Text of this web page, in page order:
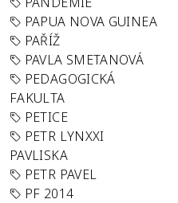
PAPUA NOVA GUINEA
PAŘÍŽ
PAVLA SMETANOVÁ
PEDAGOGICKÁ
FAKULTA
PETICE
PETR LYNXXI
PAVLISKA
PETR PAVEL
PF 2014